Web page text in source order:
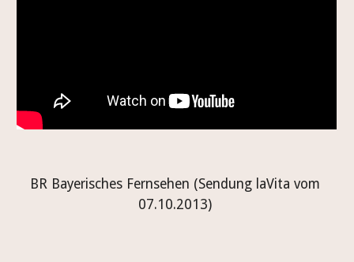
BR Bayerisches Fernsehen (Sendung laVita vom
07.10.2013)